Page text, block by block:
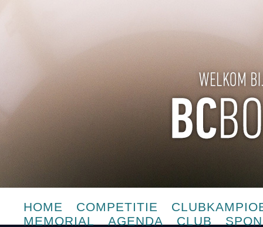
HOME COMPETITIE
MEMORIAL
AGENDA CLUB